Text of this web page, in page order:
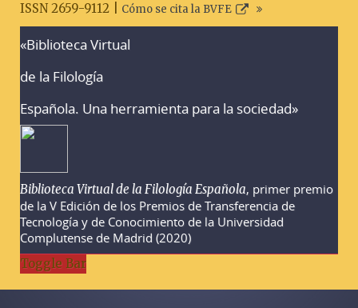
ISSN 2659-9112 | Cómo se cita la BVFE
«Biblioteca Virtual
de la Filología
Española. Una herramienta para la sociedad»
Biblioteca Virtual de la Filología Española, primer premio
de la V Edición de los Premios de Transferencia de
Tecnología y de Conocimiento de la Universidad
Complutense de Madrid (2020)
Toggle Bar